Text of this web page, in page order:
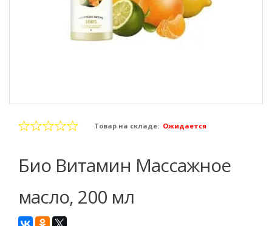
Товар на складе: Ожидается
Био Витамин Массажное
масло, 200 мл